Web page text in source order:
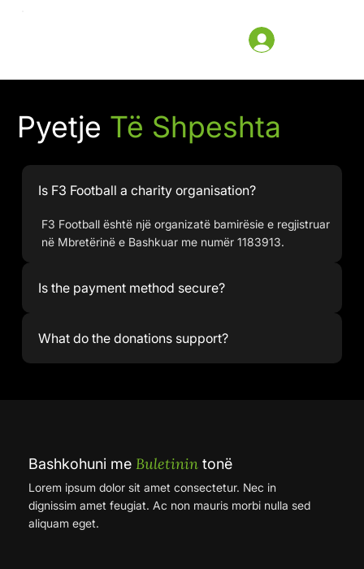
Pyetje Të Shpeshta
Is F3 Football a charity organisation?
F3 Football është një organizatë bamirësie e regjistruar
në Mbretërinë e Bashkuar me numër 1183913.
Is the payment method secure?
What do the donations support?
Bashkohuni me Buletinin tonë
Lorem ipsum dolor sit amet consectetur. Nec in
dignissim amet feugiat. Ac non mauris morbi nulla sed
aliquam eget.